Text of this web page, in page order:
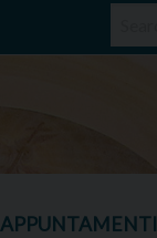
APPUNTAMENTI